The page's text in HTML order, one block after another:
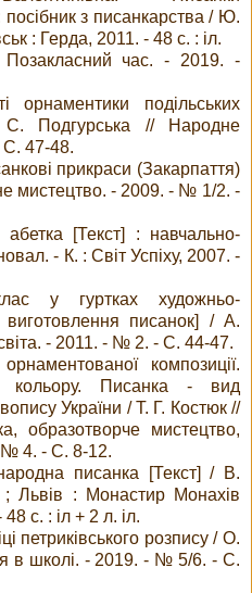
з писанкарства / Ю.
: Герда, 2011. - 48 с. : іл.
час. - 2019. -
орнаментики подільських
С. Подгурська // Народне
47-48.
прикраси (Закарпаття)
мистецтво. - 2009. - № 1/2. -
[Текст] : навчально-
- К. : Світ Успіху, 2007. -
у гуртках художньо-
писанок] / А.
- 2011. - № 2. - С. 44-47.
композиції.
кольору. Писанка - вид
України / Т. Г. Костюк //
образотворче мистецтво,
№ 4. - С. 8-12.
писанка [Текст] / В.
Львів : Монастир Монахів
с. : іл + 2 л. іл.
петриківського розпису / О.
в школі. - 2019. - № 5/6. - С.